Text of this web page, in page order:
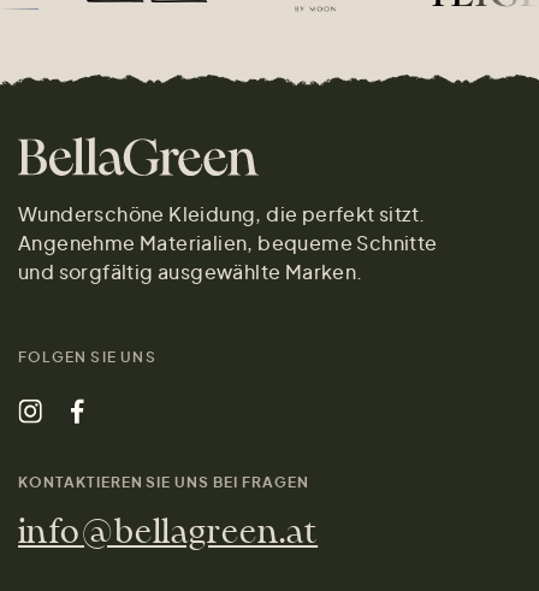
Wunderschöne Kleidung, die perfekt sitzt.
Angenehme Materialien, bequeme Schnitte
und sorgfältig ausgewählte Marken.
FOLGEN SIE UNS
KONTAKTIEREN SIE UNS BEI FRAGEN
info@bellagreen.at